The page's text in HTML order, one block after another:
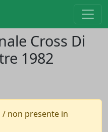
Cross Di
1982
non presente in